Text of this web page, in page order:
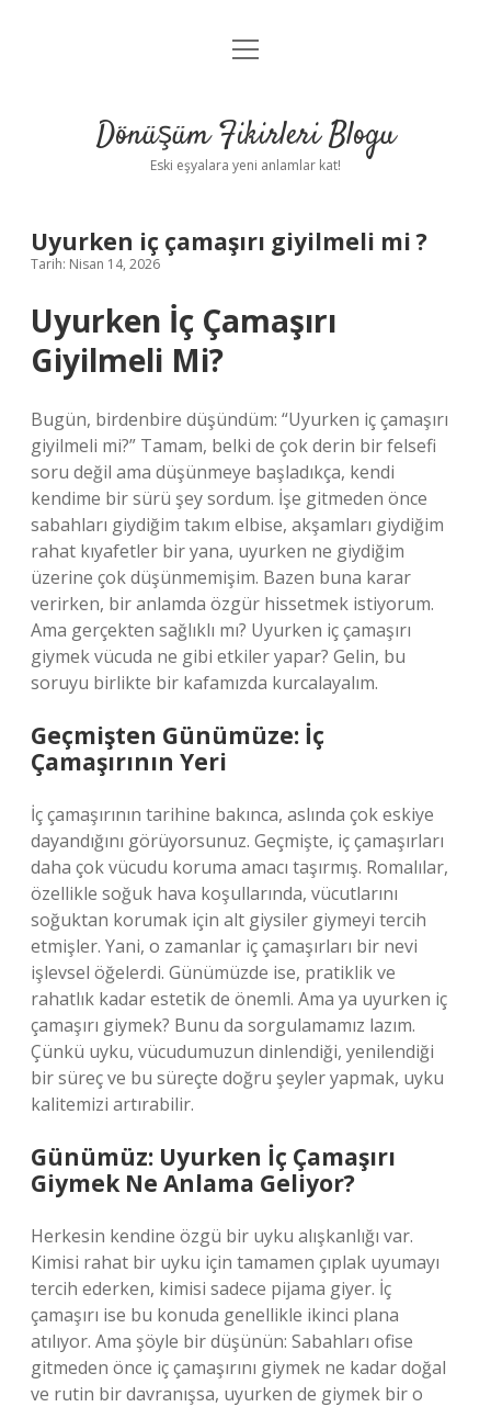
Anasayfa
Yasal Uyarı
menüyü
Dönüşüm Fikirleri Blogu
Eski eşyalara yeni anlamlar kat!
Uyurken iç çamaşırı giyilmeli mi ?
Tarih: Nisan 14, 2026
Uyurken İç Çamaşırı
Giyilmeli Mi?
Bugün, birdenbire düşündüm: “Uyurken iç çamaşırı
giyilmeli mi?” Tamam, belki de çok derin bir felsefi
soru değil ama düşünmeye başladıkça, kendi
kendime bir sürü şey sordum. İşe gitmeden önce
sabahları giydiğim takım elbise, akşamları giydiğim
rahat kıyafetler bir yana, uyurken ne giydiğim
üzerine çok düşünmemişim. Bazen buna karar
verirken, bir anlamda özgür hissetmek istiyorum.
Ama gerçekten sağlıklı mı? Uyurken iç çamaşırı
giymek vücuda ne gibi etkiler yapar? Gelin, bu
soruyu birlikte bir kafamızda kurcalayalım.
Geçmişten Günümüze: İç
Çamaşırının Yeri
İç çamaşırının tarihine bakınca, aslında çok eskiye
dayandığını görüyorsunuz. Geçmişte, iç çamaşırları
daha çok vücudu koruma amacı taşırmış. Romalılar,
özellikle soğuk hava koşullarında, vücutlarını
soğuktan korumak için alt giysiler giymeyi tercih
etmişler. Yani, o zamanlar iç çamaşırları bir nevi
işlevsel öğelerdi. Günümüzde ise, pratiklik ve
rahatlık kadar estetik de önemli. Ama ya uyurken iç
çamaşırı giymek? Bunu da sorgulamamız lazım.
Çünkü uyku, vücudumuzun dinlendiği, yenilendiği
bir süreç ve bu süreçte doğru şeyler yapmak, uyku
kalitemizi artırabilir.
Günümüz: Uyurken İç Çamaşırı
Giymek Ne Anlama Geliyor?
Herkesin kendine özgü bir uyku alışkanlığı var.
Kimisi rahat bir uyku için tamamen çıplak uyumayı
tercih ederken, kimisi sadece pijama giyer. İç
çamaşırı ise bu konuda genellikle ikinci plana
atılıyor. Ama şöyle bir düşünün: Sabahları ofise
gitmeden önce iç çamaşırını giymek ne kadar doğal
ve rutin bir davranışsa, uyurken de giymek bir o